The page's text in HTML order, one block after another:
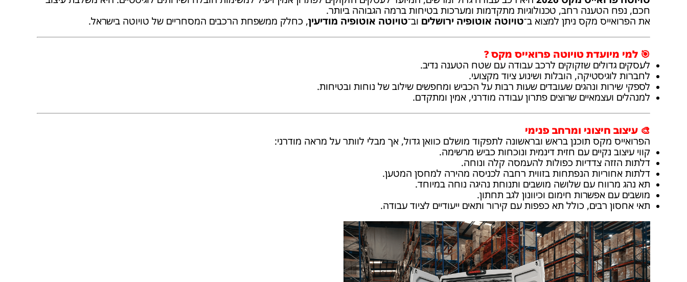
חכם, נפח הטענה רחב, טכנולוגיות מתקדמות ומערכות בטיחות ברמה הגבוהה ביותר.
את הפרואייס מקס ניתן למצוא ב־טויוטה אוטופיה ירושלים וב־טויוטה אוטופיה מודיעין, כחלק ממשפחת הרכבים המסחריים של טויוטה בישראל.
🎯 למי מיועדת טויוטה פרואייס מקס ?
לעסקים גדולים שזקוקים לרכב עבודה עם שטח הטענה נדיב.
לחברות לוגיסטיקה, הובלות ושינוע ציוד מקצועי.
לספקי שירות ונהגים שעובדים שעות רבות על הכביש ומחפשים שילוב של נוחות ובטיחות.
למנהלים ועצמאיים שרוצים פתרון עבודה מודרני, אמין ומתקדם.
🎨 עיצוב חיצוני ומרחב פנימי
הפרואייס מקס תוכנן בראש ובראשונה לתפקוד מושלם כוואן גדול, אך מבלי לוותר על מראה מודרני:
קווי עיצוב נקיים עם חזית דינמית ונוכחות כביש מרשימה.
דלתות הזזה צדדיות כפולות להעמסה קלה ונוחה.
דלתות אחוריות הנפתחות בזווית רחבה לכניסה מהירה למחסן המטען.
תא נהג מרווח עם שלושה מושבים ותנוחת נהיגה נוחה במיוחד.
מושבים עם אפשרות חימום וכיוונון לגב תחתון.
תאי אחסון רבים, כולל תא כפפות עם קירור ותאים ייעודיים לציוד עבודה.